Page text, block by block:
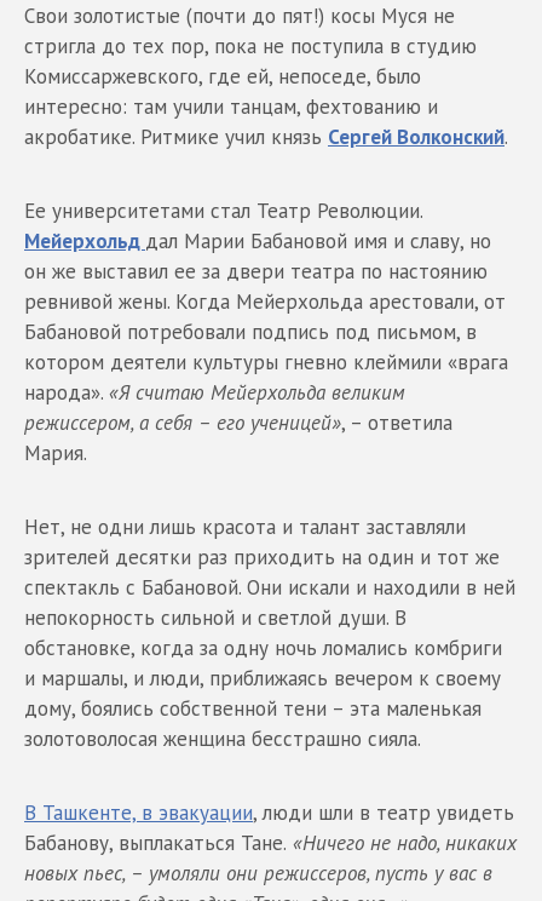
Свои золотистые (почти до пят!) косы Муся не
стригла до тех пор, пока не поступила в студию
Комиссаржевского, где ей, непоседе, было
интересно: там учили танцам, фехтованию и
акробатике. Ритмике учил князь Сергей Волконский.
Ее университетами стал Театр Революции.
Мейерхольд дал Марии Бабановой имя и славу, но
он же выставил ее за двери театра по настоянию
ревнивой жены. Когда Мейерхольда арестовали, от
Бабановой потребовали подпись под письмом, в
котором деятели культуры гневно клеймили «врага
народа». «Я считаю Мейерхольда великим
режиссером, а себя – его ученицей», – ответила
Мария.
Нет, не одни лишь красота и талант заставляли
зрителей десятки раз приходить на один и тот же
спектакль с Бабановой. Они искали и находили в ней
непокорность сильной и светлой души. В
обстановке, когда за одну ночь ломались комбриги
и маршалы, и люди, приближаясь вечером к своему
дому, боялись собственной тени – эта маленькая
золотоволосая женщина бесстрашно сияла.
В Ташкенте, в эвакуации, люди шли в театр увидеть
Бабанову, выплакаться Тане. «Ничего не надо, никаких
новых пьес, – умоляли они режиссеров, пусть у вас в